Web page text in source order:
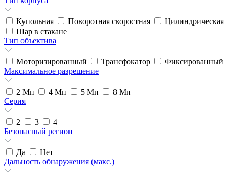
Купольная Поворотная скоростная
Цилиндрическая
Шар в стакане
Тип объектива
Моторизированный Трансфокатор
Фиксированный
Максимальное разрешение
2 Мп 4 Мп 5 Мп 8 Мп
Серия
2 3
4
Безопасный регион
Да
Нет
Дальность обнаружения (макс.)